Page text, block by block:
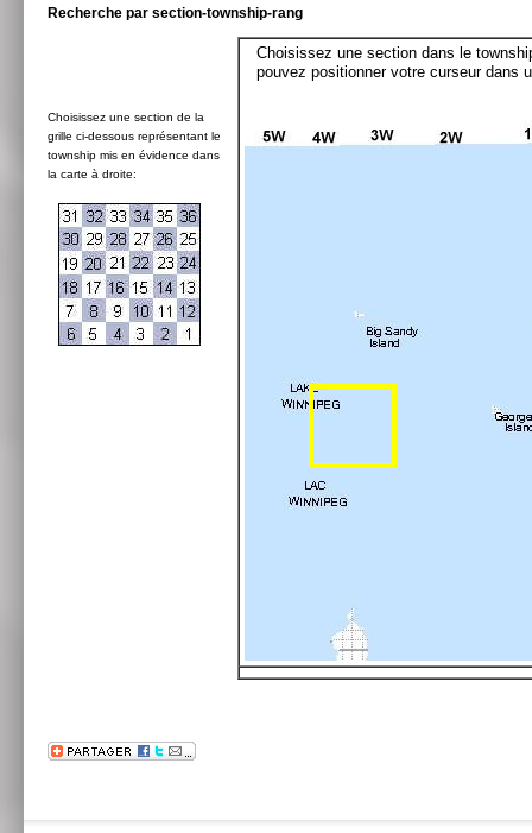
Recherche par section-township-rang
Choisissez une section de la
grille ci-dessous représentant le
township mis en évidence dans
la carte à droite:
Choisissez une section dans le
pouvez positionner votre curseur dans